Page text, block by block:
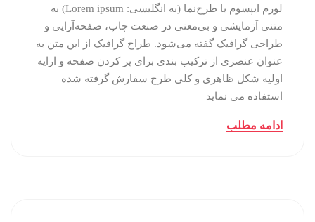
لورم ایپسوم یا طرح‌نما (به انگلیسی: Lorem ipsum) به
متنی آزمایشی و بی‌معنی در صنعت چاپ، صفحه‌آرایی و
طراحی گرافیک گفته می‌شود. طراح گرافیک از این متن به
عنوان عنصری از ترکیب بندی برای پر کردن صفحه و ارایه
اولیه شکل ظاهری و کلی طرح سفارش گرفته شده
استفاده می نماید
ادامه مطلب